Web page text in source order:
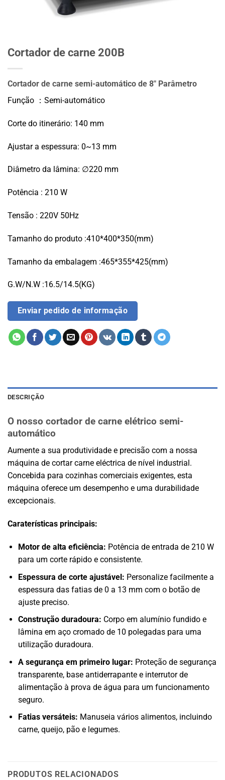
Cortador de carne 200B
Cortador de carne semi-automático de 8" Parâmetro
Função ：Semi-automático
Corte do itinerário: 140 mm
Ajustar a espessura: 0~13 mm
Diâmetro da lâmina: ∅220 mm
Potência : 210 W
Tensão : 220V 50Hz
Tamanho do produto :410*400*350(mm)
Tamanho da embalagem :465*355*425(mm)
G.W/N.W :16.5/14.5(KG)
Enviar pedido de informação
DESCRIÇÃO
O nosso cortador de carne elétrico semi-
automático
Aumente a sua produtividade e precisão com a nossa
máquina de cortar carne eléctrica de nível industrial.
Concebida para cozinhas comerciais exigentes, esta
máquina oferece um desempenho e uma durabilidade
excepcionais.
Caraterísticas principais:
Motor de alta eficiência: Potência de entrada de 210 W
para um corte rápido e consistente.
Espessura de corte ajustável: Personalize facilmente a
espessura das fatias de 0 a 13 mm com o botão de
ajuste preciso.
Construção duradoura: Corpo em alumínio fundido e
lâmina em aço cromado de 10 polegadas para uma
utilização duradoura.
A segurança em primeiro lugar: Proteção de segurança
transparente, base antiderrapante e interrutor de
alimentação à prova de água para um funcionamento
seguro.
Fatias versáteis: Manuseia vários alimentos, incluindo
carne, queijo, pão e legumes.
PRODUTOS RELACIONADOS